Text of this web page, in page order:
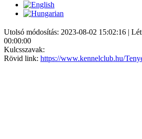
Utolsó módosítás: 2023-08-02 15:02:16 |
00:00:00
Kulcsszavak:
Rövid link: https://www.kennelclub.hu/